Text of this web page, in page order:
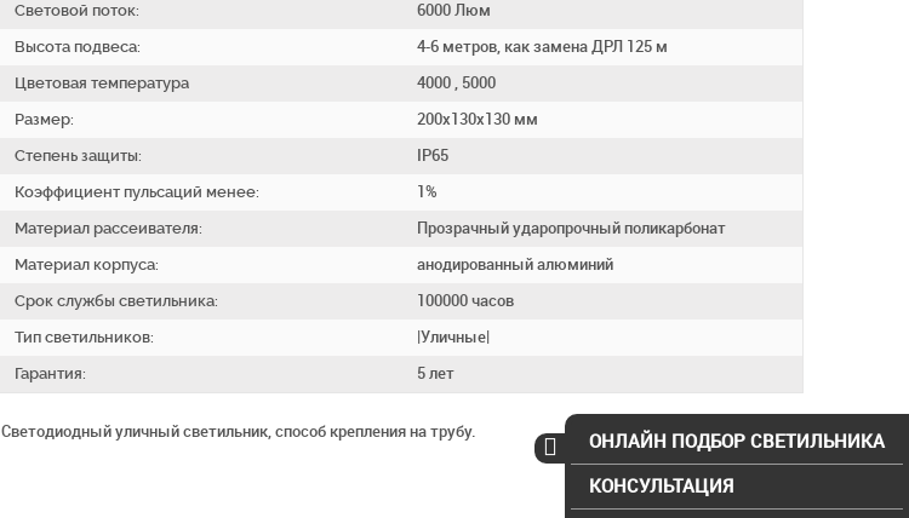
Световой поток:
6000 Люм
Высота подвеса:
4-6 метров, как замена ДРЛ 125 м
Цветовая температура
4000 , 5000
Размер:
200х130х130 мм
Степень защиты:
IP65
Коэффициент пульсаций менее:
1%
Материал рассеивателя:
Прозрачный ударопрочный поликарбонат
Материал корпуса:
анодированный алюминий
Срок службы светильника:
100000 часов
Тип светильников:
|Уличные|
Гарантия:
5 лет
Светодиодный уличный светильник, способ крепления на трубу. ОНЛАЙН ПОДБОР СВЕТИЛЬНИКА
КОНСУЛЬТАЦИЯ